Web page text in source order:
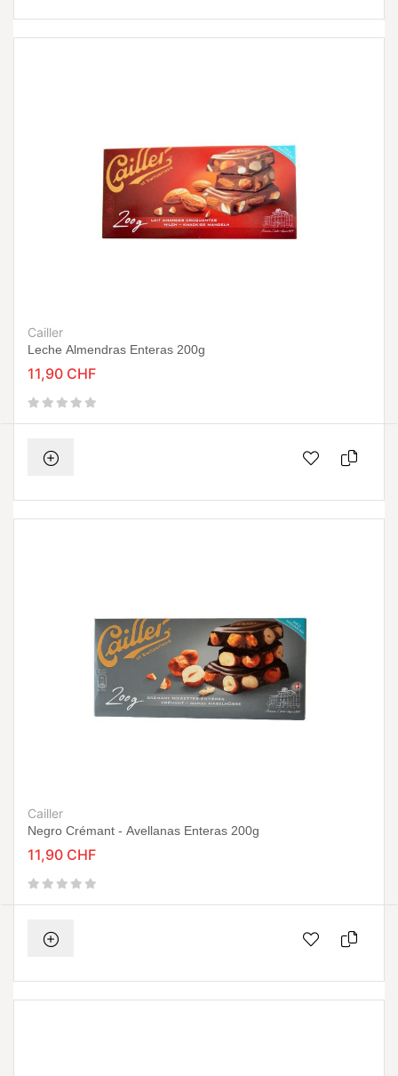
Cailler
Leche Almendras Enteras 200g
11,90 CHF
Cailler
Negro Crémant - Avellanas Enteras 200g
11,90 CHF